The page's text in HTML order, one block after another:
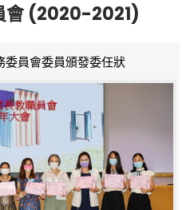
會 (2020-2021)
委員會委員頒發委任狀